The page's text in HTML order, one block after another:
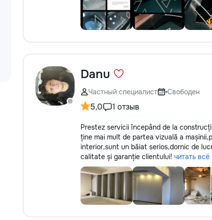
Danu
Частный специалист Свободен
5,0 1 отзыв
Prestez servicii începând de la
ține mai mult de partea vizuală a
interior,sunt un băiat serios,dornic de
calitate și garanție clientului! читать всё